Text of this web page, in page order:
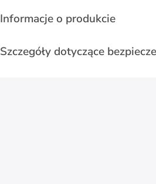
Informacje o produkcie
Szczegóły dotyczące